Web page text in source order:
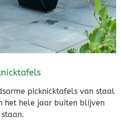
picknicktafels van staal
het hele jaar buiten blijven
staan.